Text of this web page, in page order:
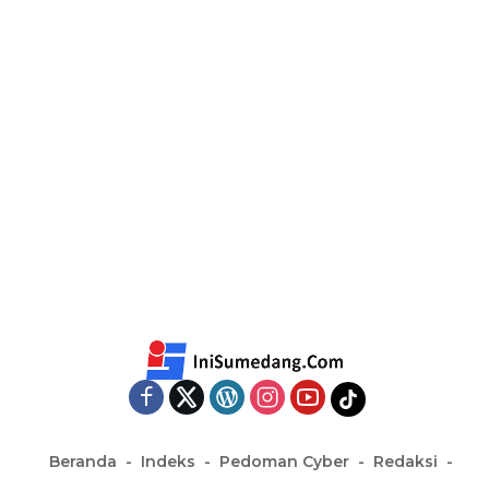
Beranda Indeks Pedoman Cyber
Redaksi